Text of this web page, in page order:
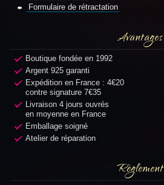
Formulaire de rétractation
Avantages
Boutique fondée en 1992
Argent 925 garanti
Expédition en France : 4€20
contre signature 7€35
Livraison 4 jours ouvrés
en moyenne en France
Emballage soigné
Atelier de réparation
Règlement